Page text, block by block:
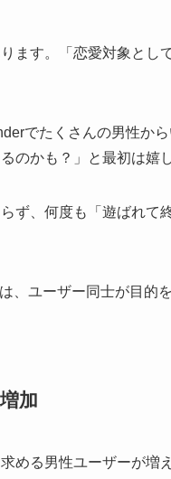
ます。「恋愛対象とし
でたくさんの男性か
のかも？」と最初は嬉
ず、何度も「遊ばれて
、ユーザー同士が目的
加
める男性ユーザーが増